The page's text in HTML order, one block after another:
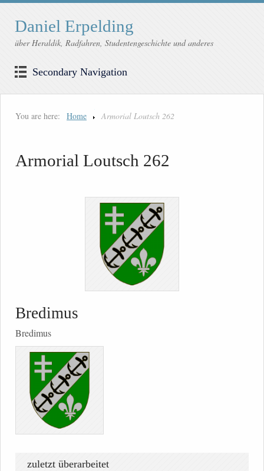
Daniel Erpelding
über Heraldik, Radfahren, Studentengeschichte und anderes
Secondary Navigation
You are here: Home Armorial Loutsch 262
Armorial Loutsch 262
Bredimus
Bredimus
zuletzt überarbeitet